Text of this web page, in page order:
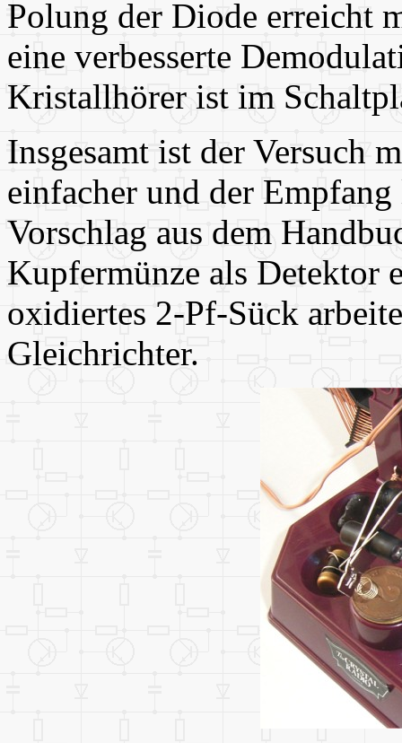
Polung der Diode erreicht
eine verbesserte
Kristallhörer ist im
Insgesamt ist der Versuch
einfacher und der
Vorschlag aus dem
Kupfermünze als Detektor
oxidiertes 2-Pf-Sück
Gleichrichter.